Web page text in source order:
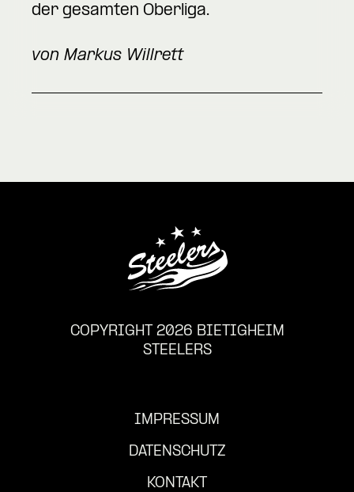
der gesamten Oberliga.
von Markus Willrett
COPYRIGHT 2026 BIETIGHEIM
STEELERS
IMPRESSUM
DATENSCHUTZ
KONTAKT